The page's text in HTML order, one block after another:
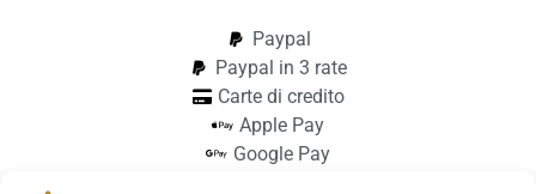
Paypal
Paypal in 3 rate
Carte di credito
Apple Pay
Google Pay